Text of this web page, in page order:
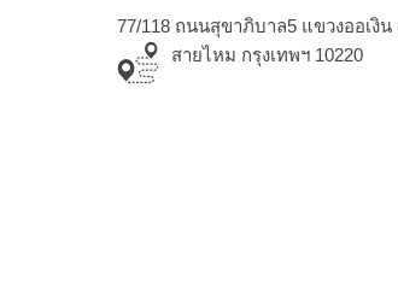
77/118 ถนนสุขาภิบาล5 แขวงออเงิน
สายไหม กรุงเทพฯ 10220